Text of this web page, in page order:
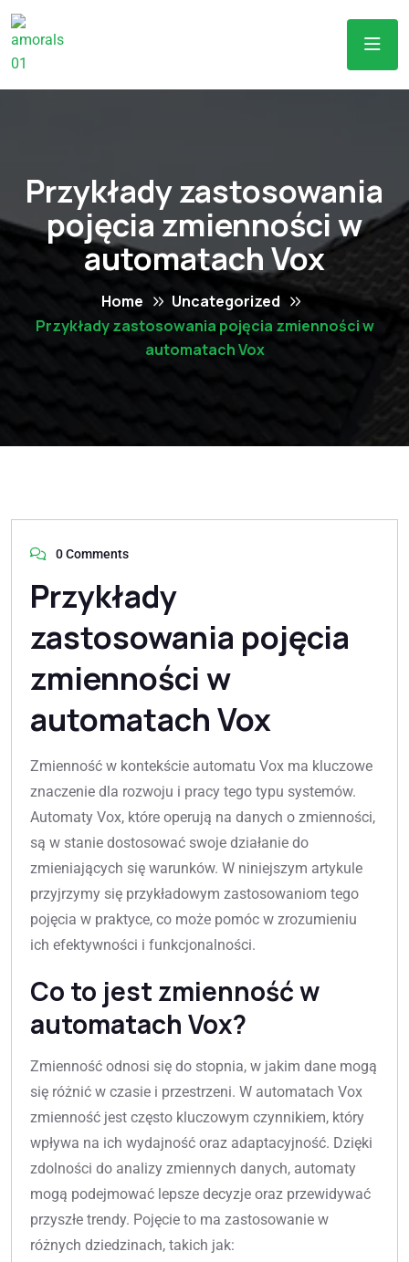
Przykłady zastosowania
pojęcia zmienności w
automatach Vox
Home
Uncategorized
Przykłady zastosowania pojęcia zmienności w
automatach Vox
0 Comments
Przykłady
zastosowania pojęcia
zmienności w
automatach Vox
Zmienność w kontekście automatu Vox ma kluczowe
znaczenie dla rozwoju i pracy tego typu systemów.
Automaty Vox, które operują na danych o zmienności,
są w stanie dostosować swoje działanie do
zmieniających się warunków. W niniejszym artykule
przyjrzymy się przykładowym zastosowaniom tego
pojęcia w praktyce, co może pomóc w zrozumieniu
ich efektywności i funkcjonalności.
Co to jest zmienność w
automatach Vox?
Zmienność odnosi się do stopnia, w jakim dane mogą
się różnić w czasie i przestrzeni. W automatach Vox
zmienność jest często kluczowym czynnikiem, który
wpływa na ich wydajność oraz adaptacyjność. Dzięki
zdolności do analizy zmiennych danych, automaty
mogą podejmować lepsze decyzje oraz przewidywać
przyszłe trendy. Pojęcie to ma zastosowanie w
różnych dziedzinach, takich jak: